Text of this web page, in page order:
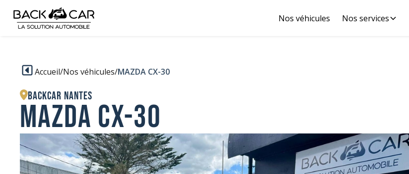
Nos véhicules Nos services
Accueil/Nos véhicules/MAZDA CX-30
BACKCAR Nantes
MAZDA CX-30